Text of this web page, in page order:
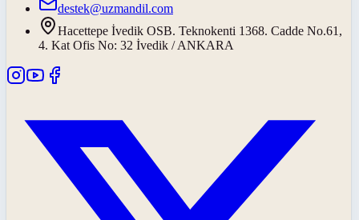
destek@uzmandil.com
Hacettepe İvedik OSB. Teknokenti 1368. Cadde No.61,
4. Kat Ofis No: 32 İvedik / ANKARA